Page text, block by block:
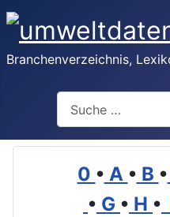
Branchenverzeichnis,
0 • A • B •
• G • H •